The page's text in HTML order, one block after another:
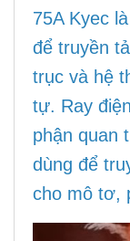
75A Kyec
để truyền
trục và hệ
tự. Ray
phận quan
dùng để
cho mô tơ,